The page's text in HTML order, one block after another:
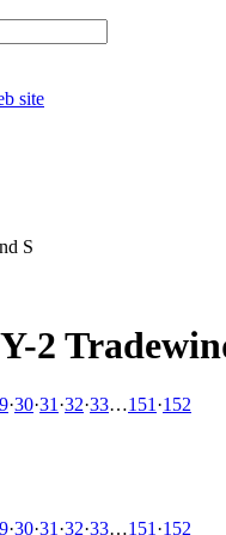
S
2
·30·31 ·32·33…151 ·152
·30·31 ·32·33…151 ·152